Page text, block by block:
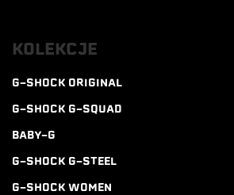
KOLEKCJE
G-SHOCK ORIGINAL
G-SHOCK G-SQUAD
BABY-G
G-SHOCK G-STEEL
G-SHOCK WOMEN